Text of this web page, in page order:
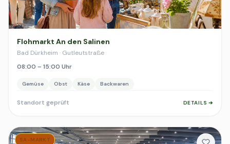
Flohmarkt An den Salinen
Bad Dürkheim · Gutleutstraße
08:00 – 15:00 Uhr
Gemüse Obst Käse Backwaren
Standort geprüft DETAILS ➔
SA-MARKT